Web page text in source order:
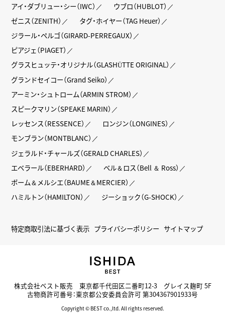
アイ・ダブリュー・シー（IWC）
ウブロ（HUBLOT）
ゼニス（ZENITH）
タグ・ホイヤー（TAG Heuer）
ジラール・ペルゴ（GIRARD-PERREGAUX）
ピアジェ（PIAGET）
グラスヒュッテ・オリジナル（GLASHÜTTE ORIGINAL）
グランドセイコー（Grand Seiko）
アーミン・シュトローム（ARMIN STROM）
スピークマリン（SPEAKE MARIN）
レッセンス（RESSENCE）
ロンジン（LONGINES）
モンブラン（MONTBLANC）
ジェラルド・チャールズ（GERALD CHARLES）
エベラール（EBERHARD）
ベル＆ロス（Bell ＆ Ross）
ボーム＆メルシエ（BAUME＆MERCIER）
ハミルトン（HAMILTON）
ジーショック（G-SHOCK）
特定商取引法に基づく表示 プライバシーポリシー サイトマップ
株式会社ベスト販売 東京都千代田区二番町12-3 グレイス麹町 5F
古物商許可番号：東京都公安委員会許可 第304367901933号
Copyright © BEST co.,ltd. All rights reserved.